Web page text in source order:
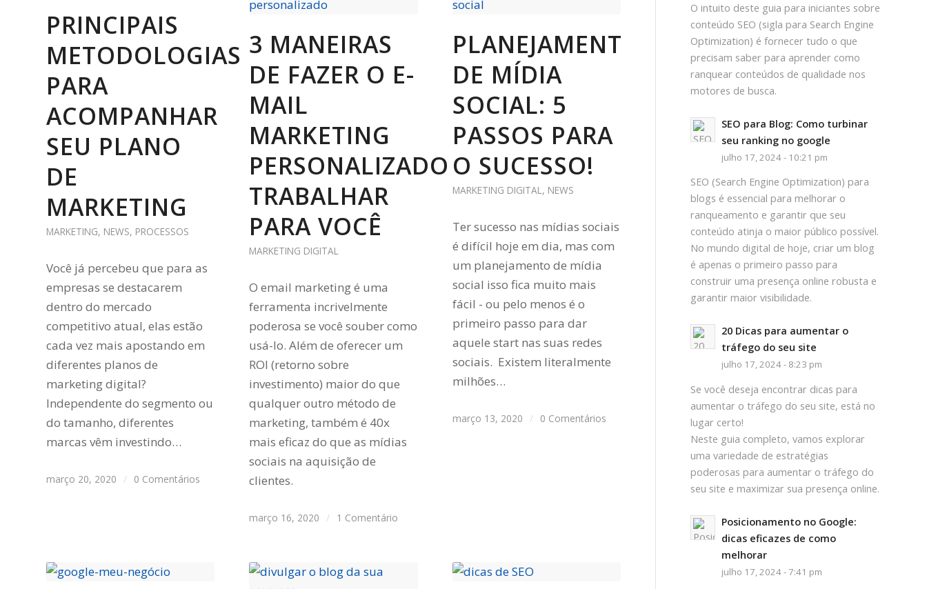
PRINCIPAIS
METODOLOGIAS
PARA
ACOMPANHAR
SEU PLANO
DE
MARKETING
MARKETING, NEWS, PROCESSOS
Você já percebeu que para as
empresas se destacarem
dentro do mercado
competitivo atual, elas estão
cada vez mais apostando em
diferentes planos de
marketing digital?
Independente do segmento ou
do tamanho, diferentes
marcas vêm investindo…
março 20, 2020 / 0 Comentários
3 MANEIRAS
DE FAZER O E-
MAIL
MARKETING
PERSONALIZADO
TRABALHAR
PARA VOCÊ
MARKETING DIGITAL
O email marketing é uma
ferramenta incrivelmente
poderosa se você souber como
usá-lo. Além de oferecer um
ROI (retorno sobre
investimento) maior do que
qualquer outro método de
marketing, também é 40x
mais eficaz do que as mídias
sociais na aquisição de
clientes.
março 16, 2020 / 1 Comentário
PLANEJAMENTO
DE MÍDIA
SOCIAL: 5
PASSOS PARA
O SUCESSO!
MARKETING DIGITAL , NEWS
Ter sucesso nas mídias sociais
é difícil hoje em dia, mas com
um planejamento de mídia
social isso fica muito mais
fácil - ou pelo menos é o
primeiro passo para dar
aquele start nas suas redes
sociais. Existem literalmente
milhões…
março 13, 2020 / 0 Comentários
O intuito deste guia para iniciantes sobre
conteúdo SEO (sigla para Search Engine
Optimization) é fornecer tudo o que
precisam saber para aprender como
ranquear conteúdos de qualidade nos
motores de busca.
SEO para Blog: Como turbinar
seu ranking no google
julho 17, 2024 - 10:21 pm
SEO (Search Engine Optimization) para
blogs é essencial para melhorar o
ranqueamento e garantir que seu
conteúdo atinja o maior público possível.
No mundo digital de hoje, criar um blog
é apenas o primeiro passo para
construir uma presença online robusta e
garantir maior visibilidade.
20 Dicas para aumentar o
tráfego do seu site
julho 17, 2024 - 8:23 pm
Se você deseja encontrar dicas para
aumentar o tráfego do seu site, está no
lugar certo!
Neste guia completo, vamos explorar
uma variedade de estratégias
poderosas para aumentar o tráfego do
seu site e maximizar sua presença online.
Posicionamento no Google:
dicas eficazes de como
melhorar
julho 17, 2024 - 7:41 pm